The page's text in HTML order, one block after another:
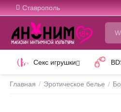
Ставрополь
Секс игрушки
Главная / Эротическое белье /